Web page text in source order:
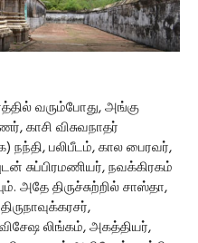
வரும்போது, அங்கு
காசி விசுவநாதர்
நந்தி, பலிபீடம், கால பைரவர்,
சுப்பிரமணியர், நவக்கிரகம்
அதே திருச்சுற்றில் சாஸ்தா,
லிங்கம், அகத்தியர்,